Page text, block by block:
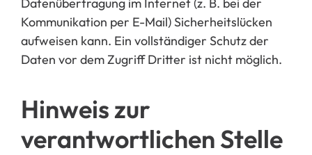
Kommunikation per E-Mail) Sicherheitslücken
aufweisen kann. Ein vollständiger Schutz der
Daten vor dem Zugriff Dritter ist nicht möglich.
Hinweis zur
verantwortlichen Stelle